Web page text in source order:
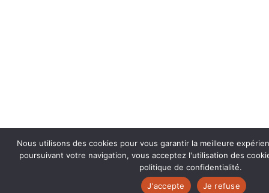
Nous utilisons des cookies pour vous garantir la meilleure
poursuivant votre navigation, vous acceptez l'utilisation des
politique de confidentialité.
J'accepte
Je refuse